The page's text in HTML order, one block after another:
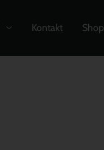
Kontakt Shop